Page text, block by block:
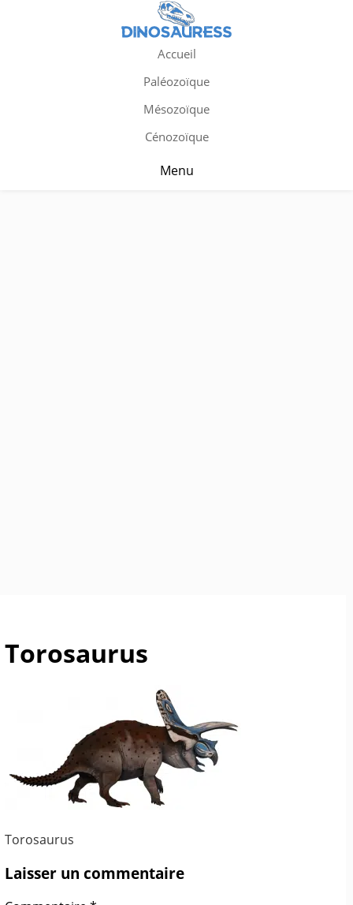
Accueil
Paléozoïque
Mésozoïque
Cénozoïque
Torosaurus
Torosaurus
Laisser un commentaire